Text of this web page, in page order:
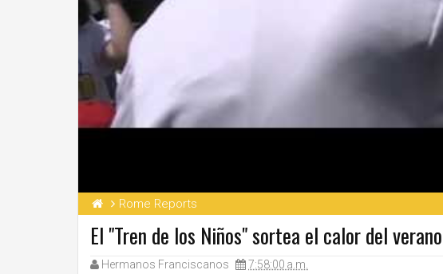
Rome Reports
El "Tren de los Niños" sortea el calor del
Hermanos Franciscanos 7:58:00 a.m.